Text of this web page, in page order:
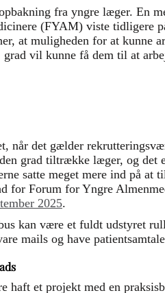
fra yngre læger. En
(FYAM) viste tidligere
at muligheden for at kunne
vil kunne få dem til at
når det gælder
grad tiltrække læger, og det
satte meget mere ind på at
for Forum for Yngre
2025.
kan være et fuldt udstyret
mails og have
haft et projekt med en